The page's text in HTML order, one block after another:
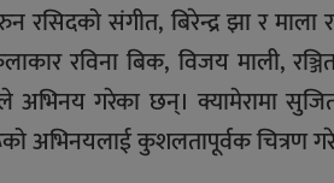
रसिदको संगीत, बिरेन्द्र झा र
रविना बिक, विजय माली,
गरेका छन्। क्यामेरामा
अभिनयलाई कुशलतापूर्वक चित्रण